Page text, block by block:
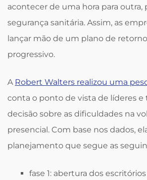
acontecer de uma hora para outra,
segurança sanitária. Assim, as
lançar mão de um plano de
progressivo.
A Robert Walters realizou uma
conta o ponto de vista de líderes e
decisão sobre as dificuldades na
presencial. Com base nos dados,
planejamento que segue as
fase 1: abertura dos